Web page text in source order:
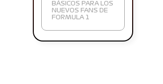
BÁSICOS PARA LOS
NUEVOS FANS DE
FORMULA 1